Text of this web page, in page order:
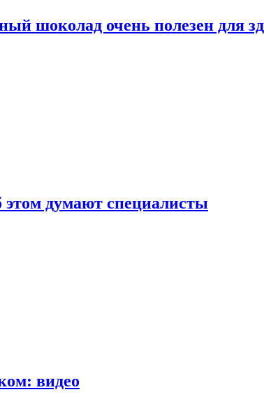
шоколад очень полезен для
этом думают специалисты
видео